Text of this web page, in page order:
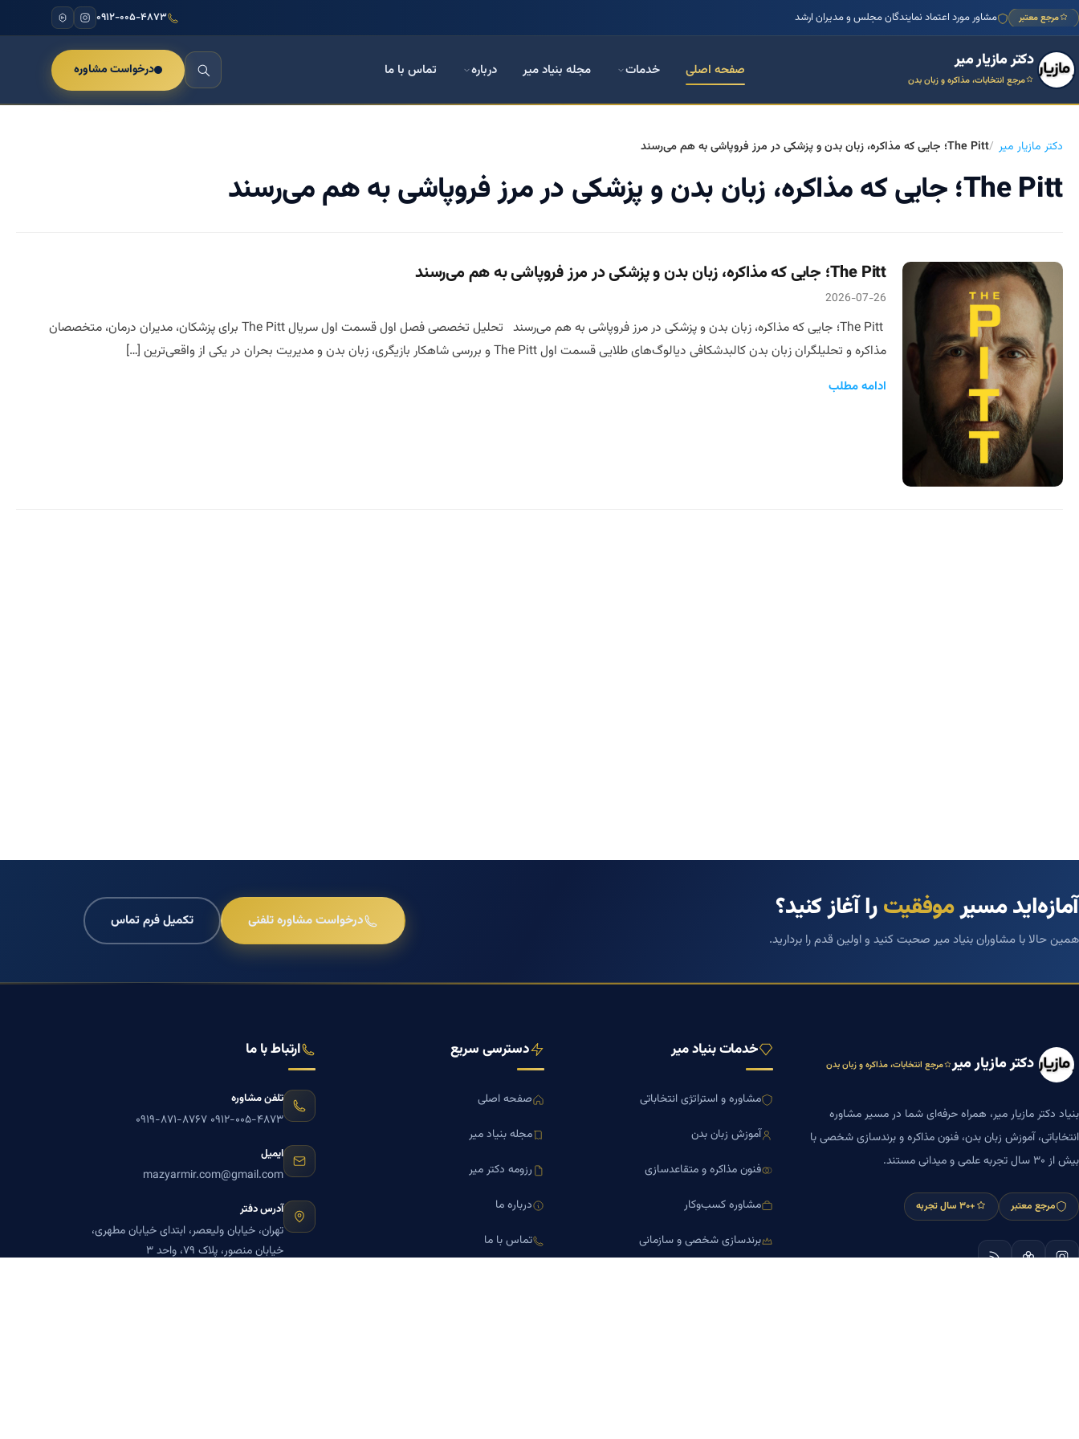
مرجع معتبر مشاور مورد اعتماد نمایندگان مجلس و مدیران ارشد ۰۹۱۲-۰۰۵-۴۸۷۳
دکتر مازیار میر
مرجع انتخابات، مذاکره و زبان بدن
صفحه اصلی خدمات مجله بنیاد میر درباره تماس با ما درخواست مشاوره
دکتر مازیار میر The Pitt؛ جایی که مذاکره، زبان بدن و پزشکی در مرز فروپاشی به هم می‌رسند
The Pitt؛ جایی که مذاکره، زبان بدن و پزشکی در مرز فروپاشی به هم می‌رسند
The Pitt؛ جایی که مذاکره، زبان بدن و پزشکی در مرز فروپاشی به هم می‌رسند
2026-07-26
The Pitt؛ جایی که مذاکره، زبان بدن و پزشکی در مرز فروپاشی به هم می‌رسند تحلیل تخصصی فصل اول قسمت اول سریال The Pitt برای پزشکان، مدیران درمان، متخصصان
مذاکره و تحلیلگران زبان بدن کالبدشکافی دیالوگ‌های طلایی قسمت اول The Pitt و بررسی شاهکار بازیگری، زبان بدن و مدیریت بحران در یکی از واقعی‌ترین […]
ادامه مطلب
آمازه‌اید مسیرموفقیترا آغاز کنید؟
همین حالا با مشاوران بنیاد میر صحبت کنید و اولین قدم را بردارید.
درخواست مشاوره تلفنی تکمیل فرم تماس
دکتر مازیار میر مرجع انتخابات، مذاکره و زبان بدن
بنیاد دکتر مازیار میر، همراه حرفه‌ای شما در مسیر مشاوره
انتخاباتی، آموزش زبان بدن، فنون مذاکره و برندسازی شخصی با
بیش از ۳۰ سال تجربه علمی و میدانی مستند.
مرجع معتبر +۳۰ سال تجربه
خدمات بنیاد میر
مشاوره و استراتژی انتخاباتی
آموزش زبان بدن
فنون مذاکره و متقاعدسازی
مشاوره کسب‌وکار
برندسازی شخصی و سازمانی
دسترسی سریع
صفحه اصلی
مجله بنیاد میر
رزومه دکتر میر
درباره ما
تماس با ما
ارتباط با ما
تلفن مشاوره
۰۹۱۲-۰۰۵-۴۸۷۳ ۰۹۱۹-۸۷۱-۸۷۶۷
ایمیل
mazyarmir.com@gmail.com
آدرس دفتر
تهران، خیابان ولیعصر، ابتدای خیابان مطهری،
خیابان منصور، پلاک ۷۹، واحد ۳